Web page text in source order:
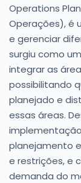
Operations
Operações), é
e gerenciar
surgiu como
integrar as
possibilitando
planejado e
essas áreas.
planejamento
e restrições, e
demanda do